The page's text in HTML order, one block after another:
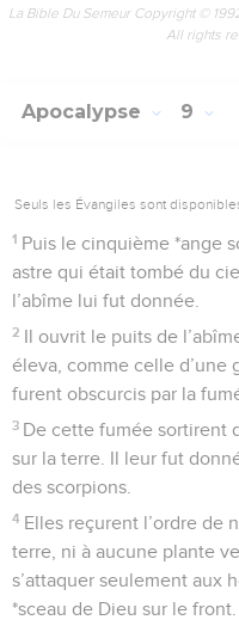
La Bible Du Semeur Copyright ©
All rights
Apocalypse 9
Seuls les Évangiles sont
1 Puis le cinquième *ange
astre qui était tombé du
l’abîme lui fut donnée.
2 Il ouvrit le puits de
éleva, comme celle d’une
furent obscurcis par la
3 De cette fumée sortirent
sur la terre. Il leur fut
des scorpions.
4 Elles reçurent l’ordre de
terre, ni à aucune plante
s’attaquer seulement aux
*sceau de Dieu sur le front.